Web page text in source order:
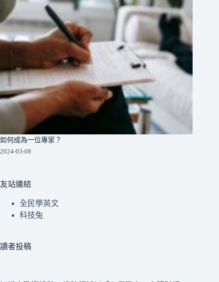
如何成為一位專家？
2024-03-08
友站連結
全民學英文
科技兔
讀者投稿